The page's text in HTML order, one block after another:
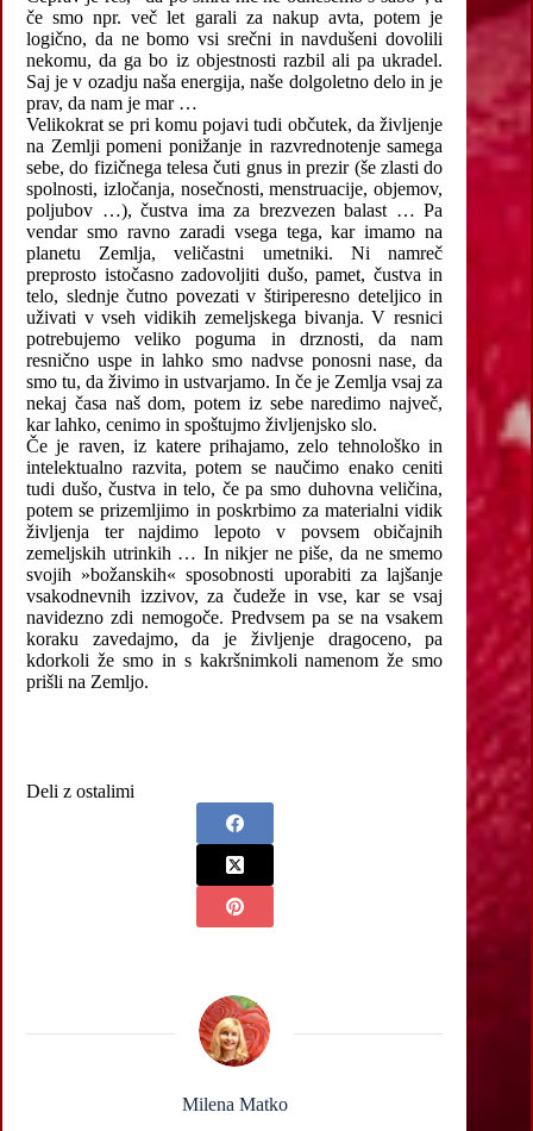
če smo npr. več let garali za nakup avta, potem je
logično, da ne bomo vsi srečni in navdušeni dovolili
nekomu, da ga bo iz objestnosti razbil ali pa ukradel.
Saj je v ozadju naša energija, naše dolgoletno delo in je
prav, da nam je mar …
Velikokrat se pri komu pojavi tudi občutek, da življenje
na Zemlji pomeni ponižanje in razvrednotenje samega
sebe, do fizičnega telesa čuti gnus in prezir (še zlasti do
spolnosti, izločanja, nosečnosti, menstruacije, objemov,
poljubov …), čustva ima za brezvezen balast … Pa
vendar smo ravno zaradi vsega tega, kar imamo na
planetu Zemlja, veličastni umetniki. Ni namreč
preprosto istočasno zadovoljiti dušo, pamet, čustva in
telo, slednje čutno povezati v štiriperesno deteljico in
uživati v vseh vidikih zemeljskega bivanja. V resnici
potrebujemo veliko poguma in drznosti, da nam
resnično uspe in lahko smo nadvse ponosni nase, da
smo tu, da živimo in ustvarjamo. In če je Zemlja vsaj za
nekaj časa naš dom, potem iz sebe naredimo največ,
kar lahko, cenimo in spoštujmo življenjsko slo.
Če je raven, iz katere prihajamo, zelo tehnološko in
intelektualno razvita, potem se naučimo enako ceniti
tudi dušo, čustva in telo, če pa smo duhovna veličina,
potem se prizemljimo in poskrbimo za materialni vidik
življenja ter najdimo lepoto v povsem običajnih
zemeljskih utrinkih … In nikjer ne piše, da ne smemo
svojih »božanskih« sposobnosti uporabiti za lajšanje
vsakodnevnih izzivov, za čudeže in vse, kar se vsaj
navidezno zdi nemogoče. Predvsem pa se na vsakem
koraku zavedajmo, da je življenje dragoceno, pa
kdorkoli že smo in s kakršnimkoli namenom že smo
prišli na Zemljo.
Deli z ostalimi
Milena Matko